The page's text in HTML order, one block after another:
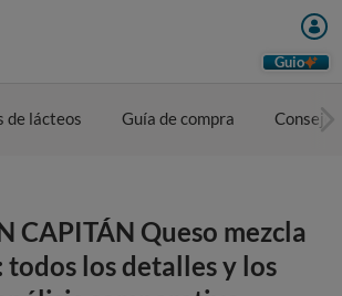
Guio
de lácteos Guía de compra
CAPITÁN Queso mezcla
todos los detalles y los